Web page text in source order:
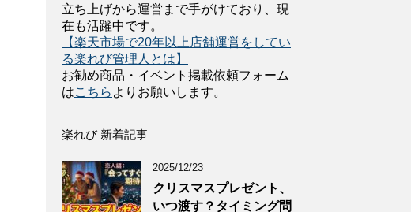
立ち上げから運営まで手がけており、現
在も活躍中です。
【楽天市場で20年以上店舗運営をしてい
る楽れび管理人とは】
お勧め商品・イベント掲載依頼フォーム
はこちら よりお願いします。
楽れび 新着記事
2025/12/23
クリスマスプレゼント、
いつ渡す？タイミング問